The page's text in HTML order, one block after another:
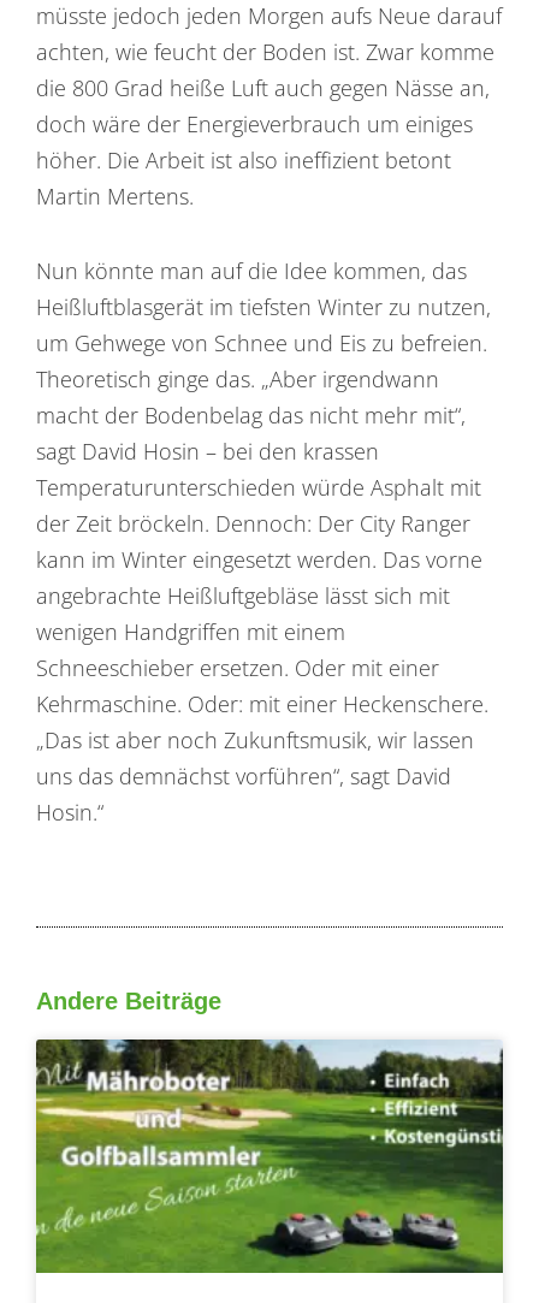
müsste jedoch jeden Morgen aufs Neue darauf
achten, wie feucht der Boden ist. Zwar komme
die 800 Grad heiße Luft auch gegen Nässe an,
doch wäre der Energieverbrauch um einiges
höher. Die Arbeit ist also ineffizient betont
Martin Mertens.
Nun könnte man auf die Idee kommen, das
Heißluftblasgerät im tiefsten Winter zu nutzen,
um Gehwege von Schnee und Eis zu befreien.
Theoretisch ginge das. „Aber irgendwann
macht der Bodenbelag das nicht mehr mit“,
sagt David Hosin – bei den krassen
Temperaturunterschieden würde Asphalt mit
der Zeit bröckeln. Dennoch: Der City Ranger
kann im Winter eingesetzt werden. Das vorne
angebrachte Heißluftgebläse lässt sich mit
wenigen Handgriffen mit einem
Schneeschieber ersetzen. Oder mit einer
Kehrmaschine. Oder: mit einer Heckenschere.
„Das ist aber noch Zukunftsmusik, wir lassen
uns das demnächst vorführen“, sagt David
Hosin.“
Andere Beiträge
SeiteSeite
SeiteSeiteSeite